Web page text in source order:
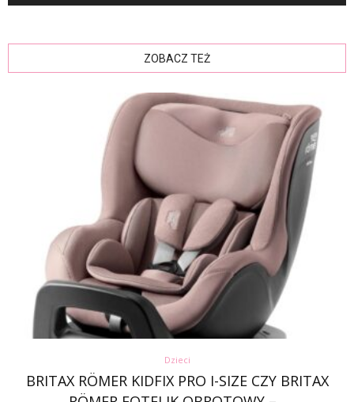
ZOBACZ TEŻ
Dzieci
BRITAX RÖMER KIDFIX PRO I-SIZE CZY BRITAX